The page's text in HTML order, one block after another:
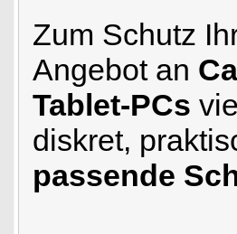
Zum Schutz
Angebot an
Tablet-PCs
diskret,
passende